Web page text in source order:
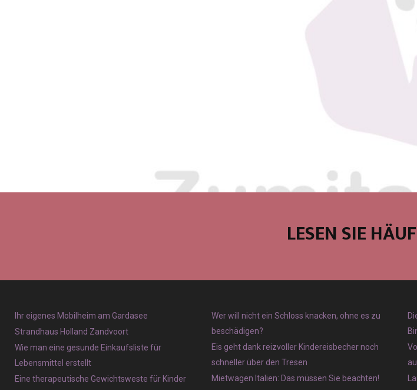
LESEN SIE
Ihr eigenes Mobilheim am Gardasee
Strandhaus Holland Zandvoort
Wie man eine gesunde Einkaufsliste für
Lebensmittel erstellt
Eine therapeutische Gewichtsweste für Kinder
Wer will nicht ein Schloss knacken, ohne es zu
beschädigen?
Eis geht dank reizvoller Kindereisbecher noch
schneller über den Tresen
Mietwagen Italien: Das müssen Sie beachten!